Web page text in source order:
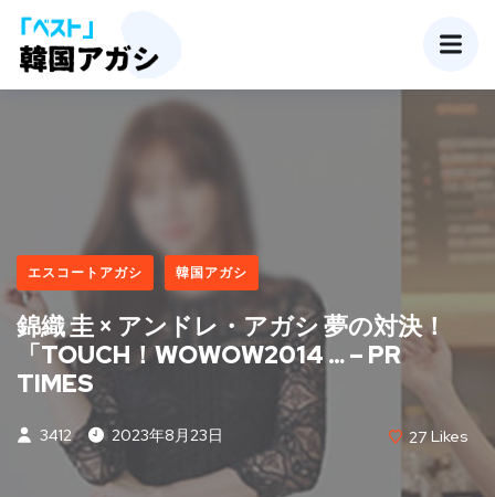
エスコートアガシ 韓国アガシ
錦織 圭 × アンドレ・アガシ 夢の対決！
「TOUCH！WOWOW2014 … – PR
TIMES
3412 2023年8月23日 27 Likes